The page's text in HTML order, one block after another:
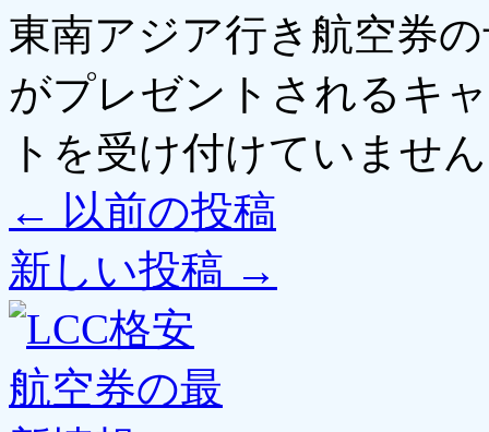
東南アジア行き航空券
がプレゼントされるキ
トを受け付けていませ
← 以前の投稿
新しい投稿 →